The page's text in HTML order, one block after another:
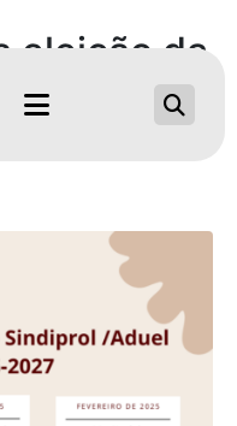
eleição da